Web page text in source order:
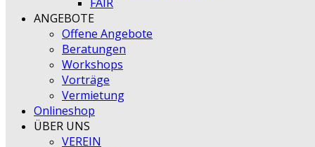
ANGEBOTE
Offene Angebote
Beratungen
Workshops
Vorträge
Vermietung
Onlineshop
ÜBER UNS
VEREIN